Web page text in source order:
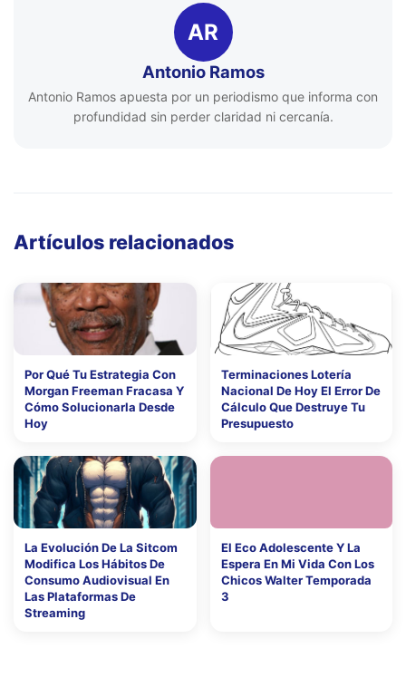
AR
Antonio Ramos
Antonio Ramos apuesta por un periodismo que informa con
profundidad sin perder claridad ni cercanía.
Artículos relacionados
Por Qué Tu Estrategia Con
Morgan Freeman Fracasa Y
Cómo Solucionarla Desde
Hoy
Terminaciones Lotería
Nacional De Hoy El Error De
Cálculo Que Destruye Tu
Presupuesto
La Evolución De La Sitcom
Modifica Los Hábitos De
Consumo Audiovisual En
Las Plataformas De
Streaming
El Eco Adolescente Y La
Espera En Mi Vida Con Los
Chicos Walter Temporada
3